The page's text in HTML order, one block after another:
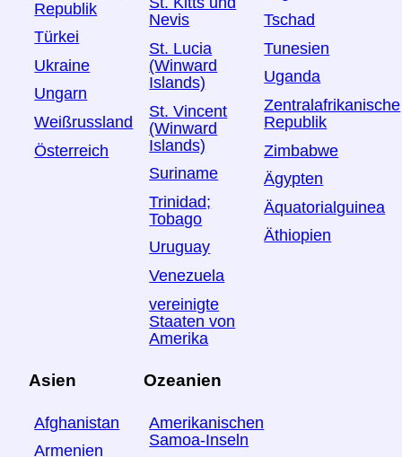
Republik
Türkei
Ukraine
Ungarn
Weißrussland
Österreich
Nevis
St. Lucia
(Winward
Islands)
St. Vincent
(Winward
Islands)
Suriname
Trinidad;
Tobago
Uruguay
Venezuela
vereinigte
Staaten von
Amerika
Tschad
Tunesien
Uganda
Zentralafrikanische
Republik
Zimbabwe
Ägypten
Äquatorialguinea
Äthiopien
Asien
Afghanistan
Armenien
Ozeanien
Amerikanischen
Samoa-Inseln